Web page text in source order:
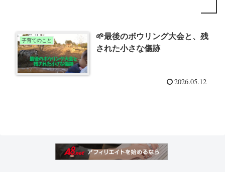
子育てのこと
🌱最後のボウリング大会と、残
された小さな傷跡
2026.05.12